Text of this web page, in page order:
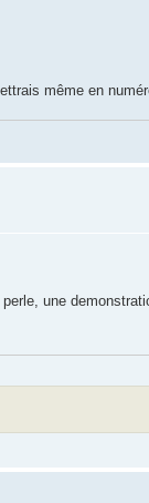
même en
une